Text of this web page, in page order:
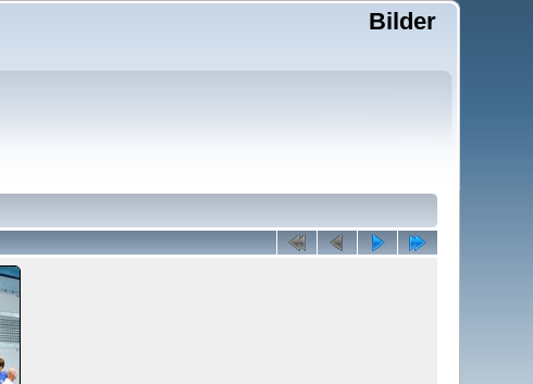
Bilder